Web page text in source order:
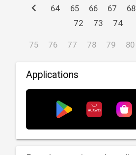
chevron_left 64 65 66 67 68
72
73 74
75 76 77 78 79 80
Applications